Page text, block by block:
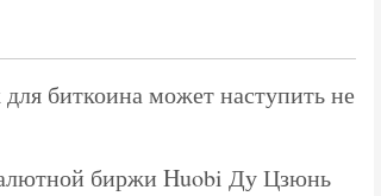
биткоина может наступить не
биржи Huobi Ду Цзюнь